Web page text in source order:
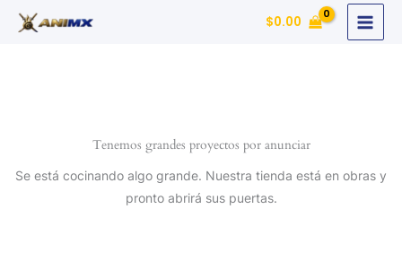
$0.00
Tenemos grandes proyectos por anunciar
Se está cocinando algo grande. Nuestra tienda está en obras y
pronto abrirá sus puertas.